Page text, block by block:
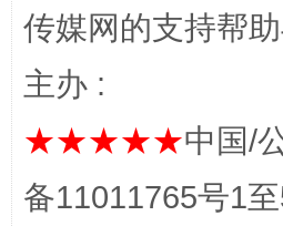
传媒网的支持帮
主办 :
★★★★★中国/
备11011765号1